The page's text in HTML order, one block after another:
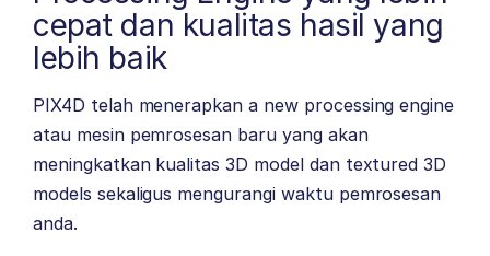
cepat dan kualitas hasil yang
lebih baik
PIX4D telah menerapkan a new processing engine
atau mesin pemrosesan baru yang akan
meningkatkan kualitas 3D model dan textured 3D
models sekaligus mengurangi waktu pemrosesan
anda.